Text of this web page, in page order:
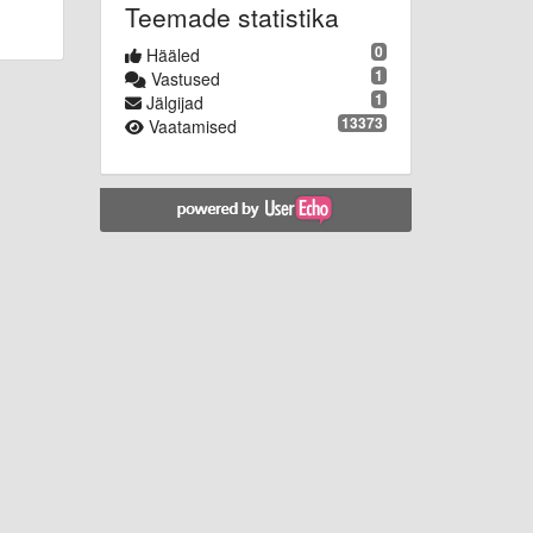
Teemade statistika
0
Hääled
1
Vastused
1
Jälgijad
13373
Vaatamised